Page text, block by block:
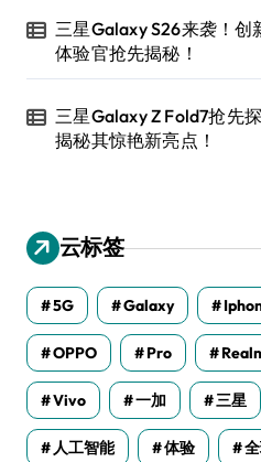
三星Galaxy S26来袭！创
体验官抢先揭秘！
三星Galaxy Z Fold7抢先
揭秘其惊艳新亮点！
云标签
5G Galaxy
OPPO Pro
Vivo 一加 三星
人工智能 体验